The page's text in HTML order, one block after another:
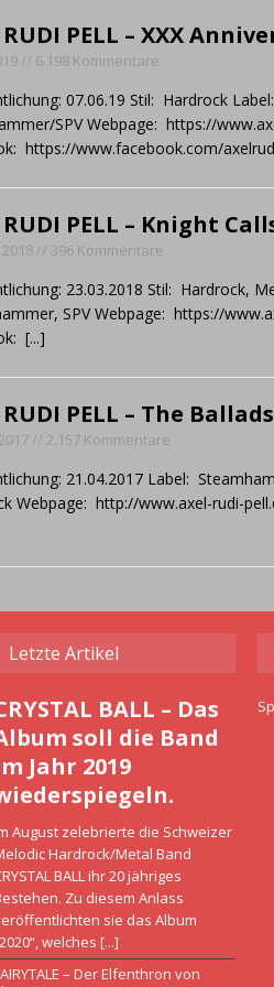
in Interviews: CRYSTAL BALL –
RUDI PELL – XXX
// 6.198 Kommentare
07.06.19 Stil: Hardrock Label:
SPV Webpage: https://
https://www.facebook.com/
RUDI PELL – Knight
// 396 Kommentare
23.03.2018 Stil: Hardrock,
SPV Webpage: https://
[...]
RUDI PELL – The
// 2.157 Kommentare
21.04.2017 Label:
Webpage: http://www.axel-rudi-
Letzte Artikel
BALL – Das
soll die Band
Jahr 2019
August zelebrierte die Schweizer
Hardrock/Metal Band
BALL ihr 20 jähriges
Zu diesem Anlass
sie das Album
welches [...]
– Der Elfenthron von